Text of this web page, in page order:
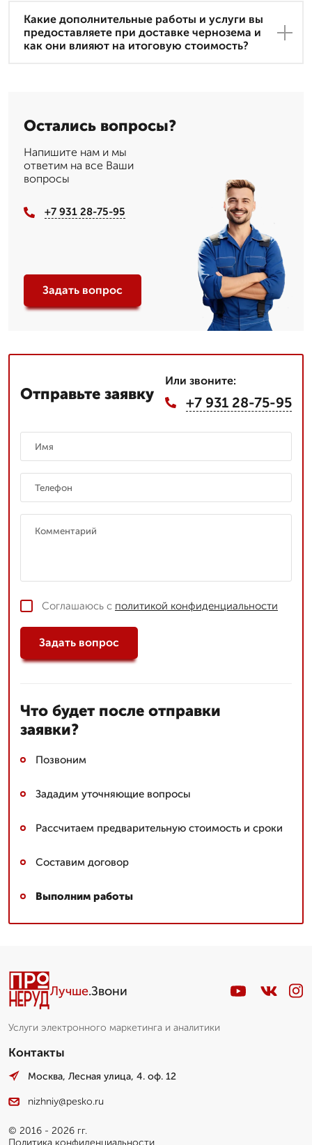
Какие дополнительные работы и услуги вы
предоставляете при доставке чернозема и
как они влияют на итоговую стоимость?
Остались вопросы?
Напишите нам и мы
ответим на все Ваши
вопросы
+7 931 28-75-95
Задать вопрос
Отправьте заявку
Или звоните:
+7 931 28-75-95
Соглашаюсь с политикой конфиденциальности
Задать вопрос
Что будет после отправки
заявки?
Позвоним
Зададим уточняющие вопросы
Рассчитаем предварительную стоимость и сроки
Составим договор
Выполним работы
Лучше.Звони
Услуги электронного маркетинга и аналитики
Контакты
Москва, Лесная улица, 4. оф. 12
nizhniy@pesko.ru
© 2016 - 2026 гг.